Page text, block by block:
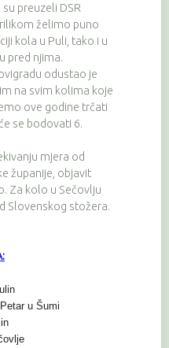
preuzeli DSR
želimo puno
kola u Puli, tako i u
pred njima.
odustao je
na svim kolima koje
ove godine trčati
se bodovati 6.
mjera od
županije, objavit
Za kolo u Sečovlju
Slovenskog stožera.
u Šumi